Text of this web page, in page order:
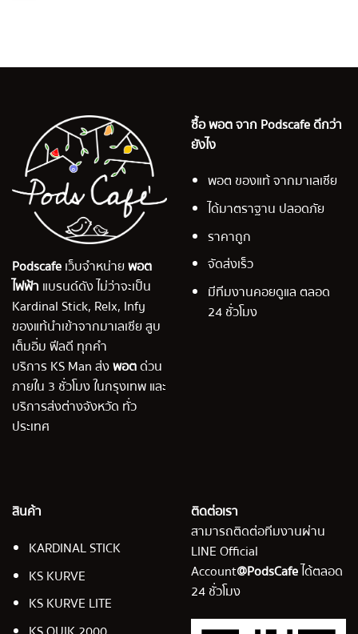
Podscafeเว็บจำหน่ายพอต
ไฟฟ้า แบรนด์ดัง ไม่ว่าจะเป็น
Kardinal Stick, Relx, Infy
ของแท้นำเข้าจากมาเลเซีย สูบ
เต็มอิ่ม ฟีลดี ทุกคำ
บริการ KS Man ส่งพอตด่วน
ภายใน 3 ชั่วโมง ในกรุงเทพ และ
บริการส่งต่างจังหวัด ทั่ว
ประเทศ
ซื้อ พอต จาก Podscafe ดีกว่า
ยังไง
พอต ของแท้ จากมาเลเซีย
ได้มาตราฐาน ปลอดภัย
ราคาถูก
จัดส่งเร็ว
มีทีมงานคอยดูแล ตลอด
24 ชั่วโมง
สินค้า
KARDINAL STICK
KS KURVE
KS KURVE LITE
ติดต่อเรา
สามารถติดต่อทีมงานผ่าน
LINE Official
Account@PodsCafeได้ตลอด
24 ชั่วโมง